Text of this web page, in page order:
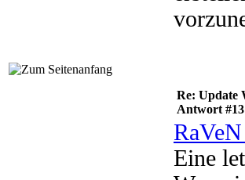
Re: Update
Antwort
Eine